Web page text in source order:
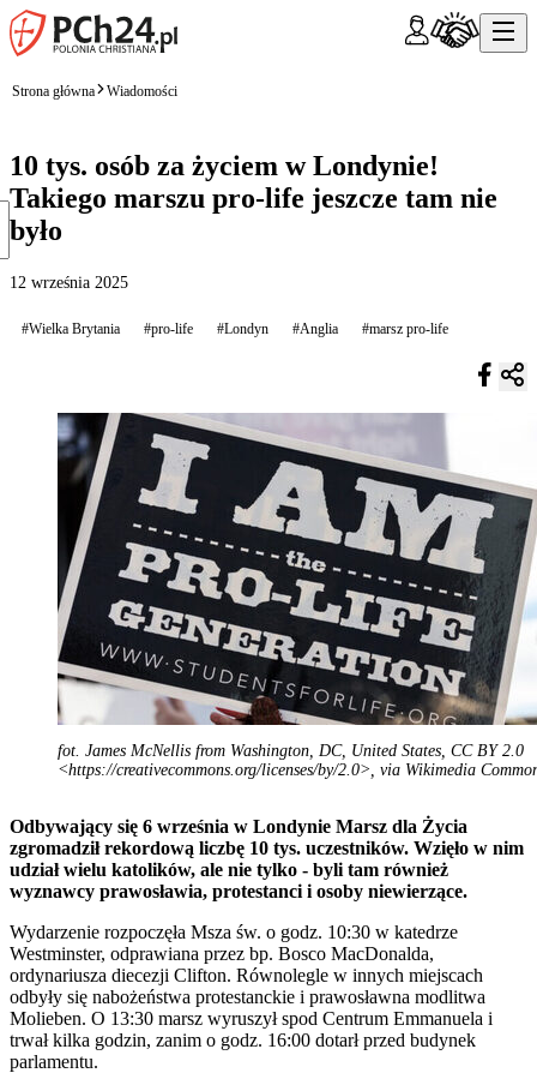
Strona główna Wiadomości
10 tys. osób za życiem w Londynie!
Takiego marszu pro-life jeszcze tam nie
było
12 września 2025
#Wielka Brytania #pro-life #Londyn #Anglia #marsz pro-life
fot. James McNellis from Washington, DC, United States, CC BY 2.0
<https://creativecommons.org/licenses/by/2.0>, via Wikimedia
Odbywający się 6 września w Londynie Marsz dla Życia
zgromadził rekordową liczbę 10 tys. uczestników. Wzięło w nim
udział wielu katolików, ale nie tylko - byli tam również
wyznawcy prawosławia, protestanci i osoby niewierzące.
Wydarzenie rozpoczęła Msza św. o godz. 10:30 w katedrze
Westminster, odprawiana przez bp. Bosco MacDonalda,
ordynariusza diecezji Clifton. Równolegle w innych miejscach
odbyły się nabożeństwa protestanckie i prawosławna modlitwa
Molieben. O 13:30 marsz wyruszył spod Centrum Emmanuela i
trwał kilka godzin, zanim o godz. 16:00 dotarł przed budynek
parlamentu.